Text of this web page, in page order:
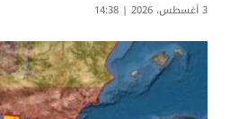
3 أغسطس، 2026 | 14:38